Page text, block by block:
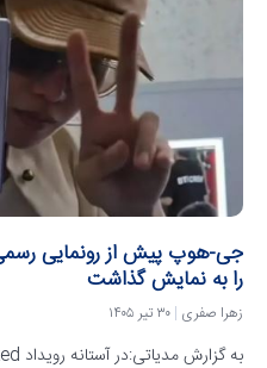
را به نمایش گذاشت
زهرا صفری ۳۰ تیر ۱۴۰۵